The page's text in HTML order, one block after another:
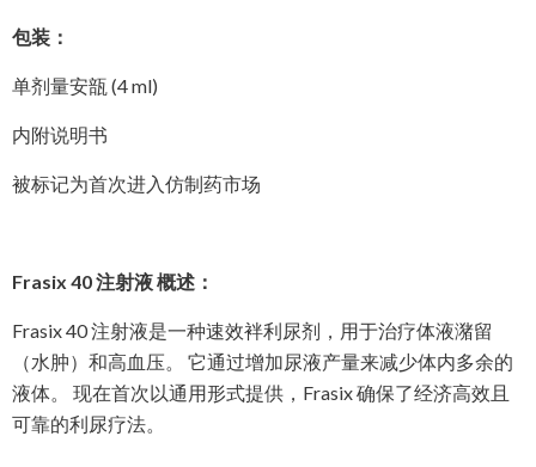
包装：
单剂量安瓿 (4 ml)
内附说明书
被标记为首次进入仿制药市场
Frasix 40 注射液 概述：
Frasix 40 注射液是一种速效袢利尿剂，用于治疗体液潴留
（水肿）和高血压。 它通过增加尿液产量来减少体内多余的
液体。 现在首次以通用形式提供，Frasix 确保了经济高效且
可靠的利尿疗法。